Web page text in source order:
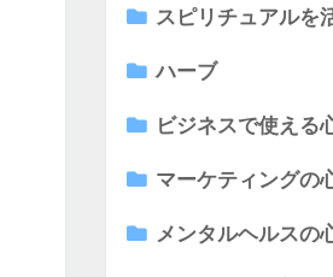
スピリチュアルを
ハーブ
ビジネスで使える
マーケティングの
メンタルヘルスの